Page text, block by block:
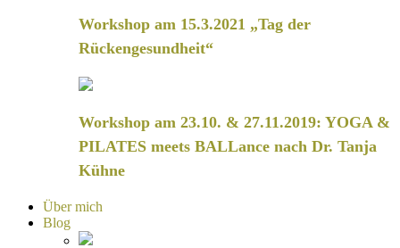
Workshop am 15.3.2021 „Tag der
Rückengesundheit“
Workshop am 23.10. & 27.11.2019: YOGA &
PILATES meets BALLance nach Dr. Tanja
Kühne
Über mich
Blog